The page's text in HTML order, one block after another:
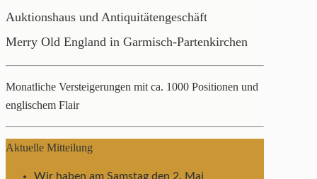
Auktionshaus und Antiquitätengeschäft
Merry Old England in Garmisch-Partenkirchen
Monatliche Versteigerungen mit ca. 1000 Positionen und
englischem Flair
Aktuelle Mitteilung
Wir haben am Samstag den 2. Mai